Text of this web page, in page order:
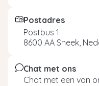
Postadres
Postbus 1
8600 AA Sneek,
Chat met ons
Chat met een van